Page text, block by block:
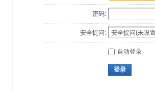
密码:
安全提问:
自动登录
登录